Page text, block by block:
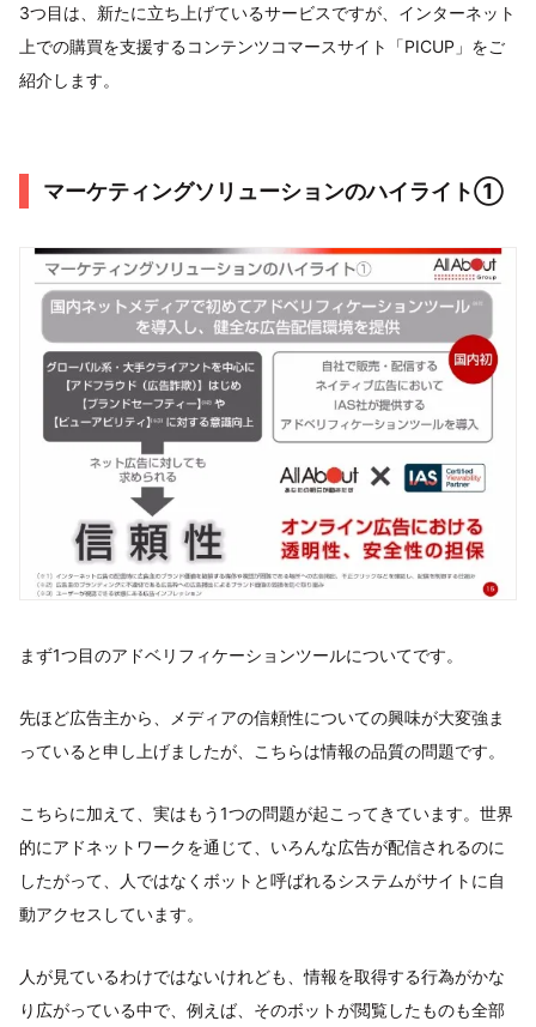
3つ目は、新たに立ち上げているサービスですが、インターネット
上での購買を支援するコンテンツコマースサイト「PICUP」をご
紹介します。
マーケティングソリューションのハイライト①
まず1つ目のアドベリフィケーションツールについてです。
先ほど広告主から、メディアの信頼性についての興味が大変強ま
っていると申し上げましたが、こちらは情報の品質の問題です。
こちらに加えて、実はもう1つの問題が起こってきています。世界
的にアドネットワークを通じて、いろんな広告が配信されるのに
したがって、人ではなくボットと呼ばれるシステムがサイトに自
動アクセスしています。
人が見ているわけではないけれども、情報を取得する行為がかな
り広がっている中で、例えば、そのボットが閲覧したものも全部